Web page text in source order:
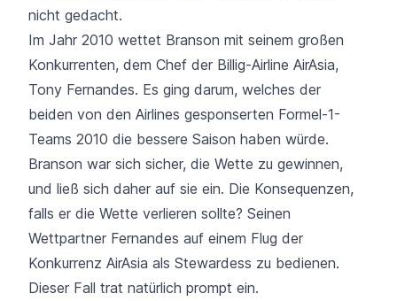
nicht gedacht.
Im Jahr 2010 wettet Branson mit seinem großen
Konkurrenten, dem Chef der Billig-Airline AirAsia,
Tony Fernandes. Es ging darum, welches der
beiden von den Airlines gesponserten Formel-1-
Teams 2010 die bessere Saison haben würde.
Branson war sich sicher, die Wette zu gewinnen,
und ließ sich daher auf sie ein. Die Konsequenzen,
falls er die Wette verlieren sollte? Seinen
Wettpartner Fernandes auf einem Flug der
Konkurrenz AirAsia als Stewardess zu bedienen.
Dieser Fall trat natürlich prompt ein.